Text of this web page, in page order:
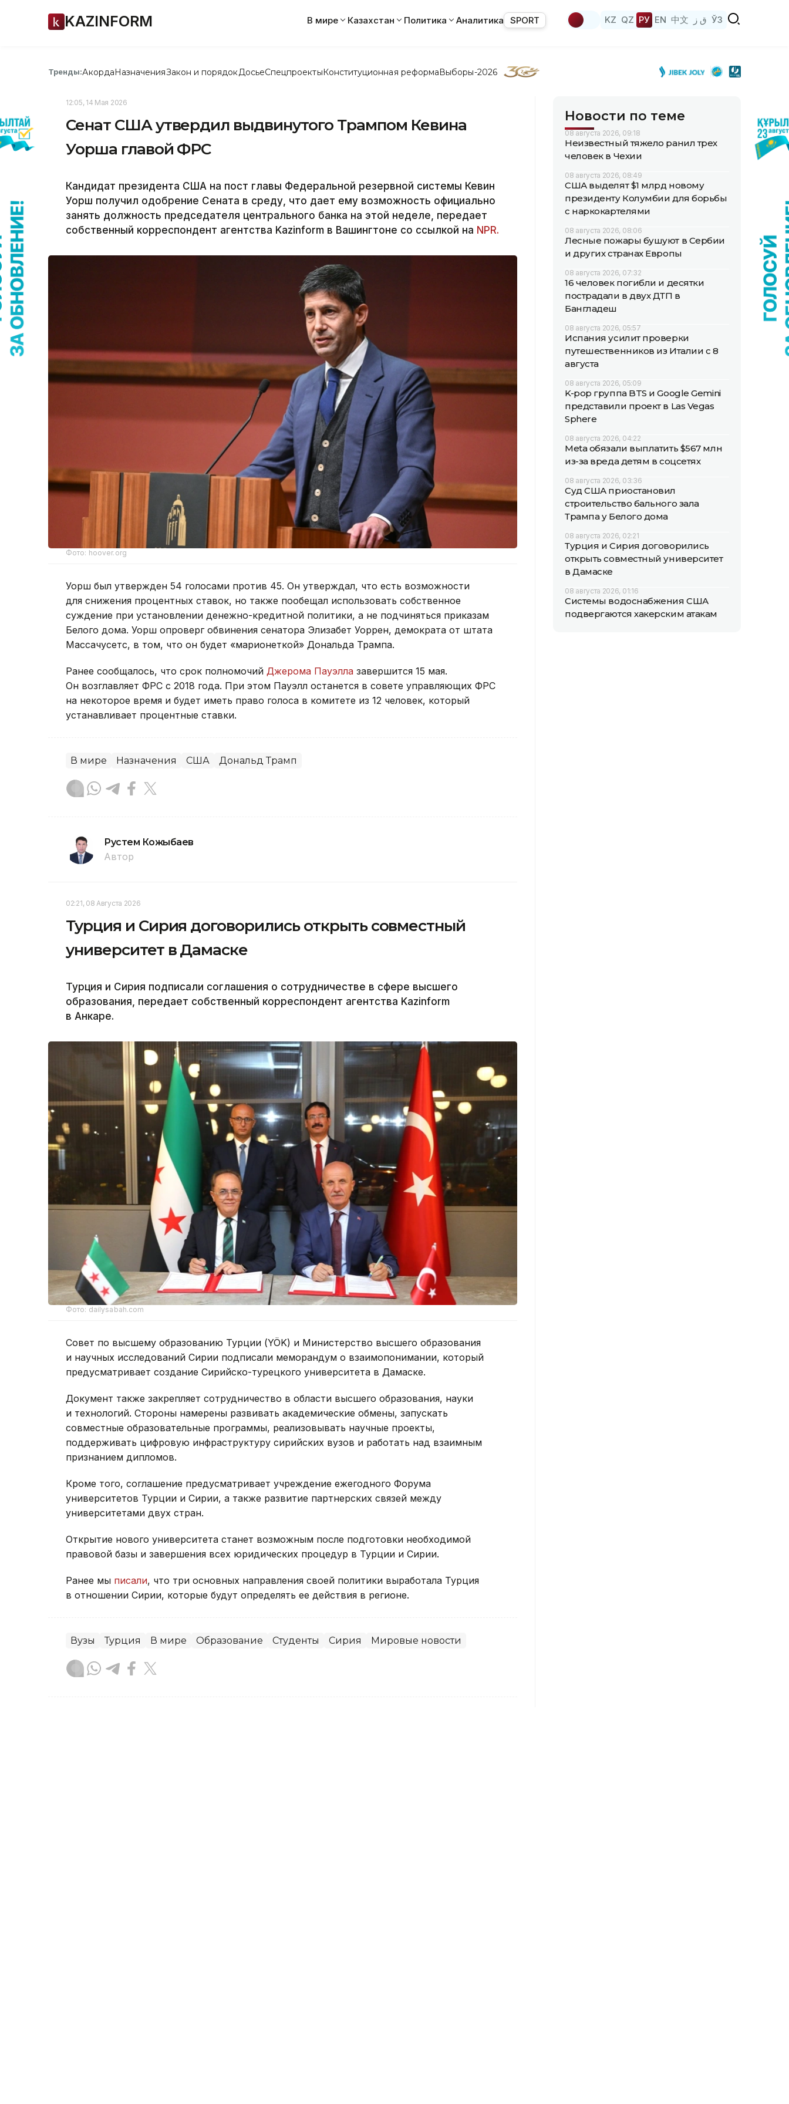
KAZINFORM В мире Казахстан Политика Аналитика SPORT KZ QZ РУ EN 中文 ق ز ЎЗ
Тренды:АкордаНазначенияЗакон и порядок ДосьеСпецпроектыКонституционная реформаВыборы-2026
12:05, 14 Мая 2026
Сенат США утвердил выдвинутого Трампом Кевина
Уорша главой ФРС
Кандидат президента США на пост главы Федеральной резервной системы Кевин
Уорш получил одобрение Сената в среду, что дает ему возможность официально
занять должность председателя центрального банка на этой неделе, передает
собственный корреспондент агентства Kazinform в Вашингтоне со ссылкой на NPR.
Фото: hoover.org
Уорш был утвержден 54 голосами против 45. Он утверждал, что есть возможности
для снижения процентных ставок, но также пообещал использовать собственное
суждение при установлении денежно-кредитной политики, а не подчиняться приказам
Белого дома. Уорш опроверг обвинения сенатора Элизабет Уоррен, демократа от штата
Массачусетс, в том, что он будет «марионеткой» Дональда Трампа.
Ранее сообщалось, что срок полномочий Джерома Пауэлла завершится 15 мая.
Он возглавляет ФРС с 2018 года. При этом Пауэлл останется в совете управляющих ФРС
на некоторое время и будет иметь право голоса в комитете из 12 человек, который
устанавливает процентные ставки.
В мире Назначения США Дональд Трамп
Рустем Кожыбаев
Автор
02:21, 08 Августа 2026
Турция и Сирия договорились открыть совместный
университет в Дамаске
Турция и Сирия подписали соглашения о сотрудничестве в сфере высшего
образования, передает собственный корреспондент агентства Kazinform
в Анкаре.
Фото: dailysabah.com
Совет по высшему образованию Турции (YÖK) и Министерство высшего образования
и научных исследований Сирии подписали меморандум о взаимопонимании, который
предусматривает создание Сирийско-турецкого университета в Дамаске.
Документ также закрепляет сотрудничество в области высшего образования, науки
и технологий. Стороны намерены развивать академические обмены, запускать
совместные образовательные программы, реализовывать научные проекты,
поддерживать цифровую инфраструктуру сирийских вузов и работать над взаимным
признанием дипломов.
Кроме того, соглашение предусматривает учреждение ежегодного Форума
университетов Турции и Сирии, а также развитие партнерских связей между
университетами двух стран.
Открытие нового университета станет возможным после подготовки необходимой
правовой базы и завершения всех юридических процедур в Турции и Сирии.
Ранее мы писали, что три основных направления своей политики выработала Турция
в отношении Сирии, которые будут определять ее действия в регионе.
Вузы Турция В мире Образование Студенты Сирия Мировые новости
Новости по теме
08 августа 2026, 09:18
Неизвестный тяжело ранил трех
человек в Чехии
08 августа 2026, 08:49
США выделят $1 млрд новому
президенту Колумбии для борьбы
с наркокартелями
08 августа 2026, 08:06
Лесные пожары бушуют в Сербии
и других странах Европы
08 августа 2026, 07:32
16 человек погибли и десятки
пострадали в двух ДТП в
Бангладеш
08 августа 2026, 05:57
Испания усилит проверки
путешественников из Италии с 8
августа
08 августа 2026, 05:09
K-pop группа BTS и Google Gemini
представили проект в Las Vegas
Sphere
08 августа 2026, 04:22
Meta обязали выплатить $567 млн
из-за вреда детям в соцсетях
08 августа 2026, 03:36
Суд США приостановил
строительство бального зала
Трампа у Белого дома
08 августа 2026, 02:21
Турция и Сирия договорились
открыть совместный университет
в Дамаске
08 августа 2026, 01:16
Системы водоснабжения США
подвергаются хакерским атакам